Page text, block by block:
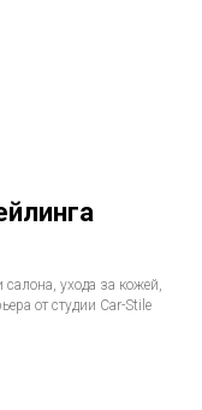
ухода за кожей,
от студии Car-Stile